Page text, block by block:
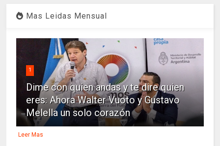
Mas Leidas Mensual
1
Dime con quien andas y te dire quien
eres: Ahora Walter Vuoto y Gustavo
Melella un solo corazón
Leer Mas